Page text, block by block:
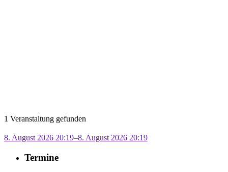
1 Veranstaltung gefunden
8. August 2026 20:19–8. August 2026 20:19
Termine